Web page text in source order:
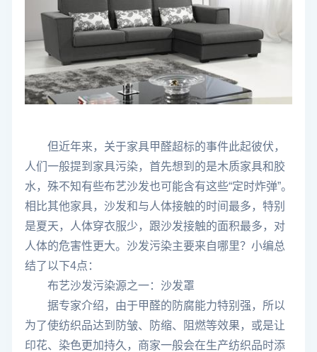
但近年来，关于家具甲醛超标的事件此起彼伏，
人们一般提到家具污染，首先想到的是木质家具和胶
水，殊不知有些布艺沙发也可能含有这些“定时炸弹”。
相比其他家具，沙发和与人体接触的时间最多，特别
是夏天，人体穿衣服少，跟沙发接触的面积最多，对
人体的危害性更大。沙发污染主要来自哪里？小编总
结了以下4点：
布艺沙发污染源之一：沙发罩
据专家介绍，由于甲醛的防腐能力特别强，所以
为了使纺织品达到防皱、防缩、阻燃等效果，或是让
印花、染色更加持久，商家一般会在生产纺织品时添